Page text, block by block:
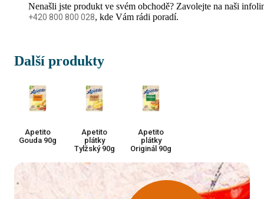
Nenašli jste produkt ve svém obchodě? Zavolejte na naši
+420 800 800 028, kde Vám rádi poradí.
Další produkty
Apetito
Gouda 90g
Apetito
plátky
Tylžský 90g
Apetito
plátky
Originál 90g